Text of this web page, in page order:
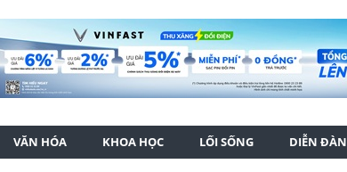
VĂN HÓA KHOA HỌC LỐI SỐNG DIỄN ĐÀN